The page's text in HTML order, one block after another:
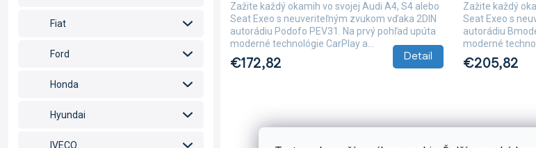
Fiat
Ford
Honda
Hyundai
IVECO
€172,82 Detail
Zažite každý okamih vo svojej Audi A4, S4 alebo
Seat Exeo s neuveriteľným zvukom vďaka 2DIN
autorádiu Podofo PEV31. Na prvý pohľad upúta
moderné technológie CarPlay a...
€205,82
Zažite každý
Seat Exeo s
autorádiu
moderné